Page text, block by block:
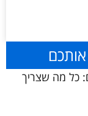
כל מה שצריך